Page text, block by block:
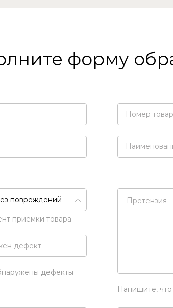
форму
повреждений
приемки товара
дефекты
Напишите, что